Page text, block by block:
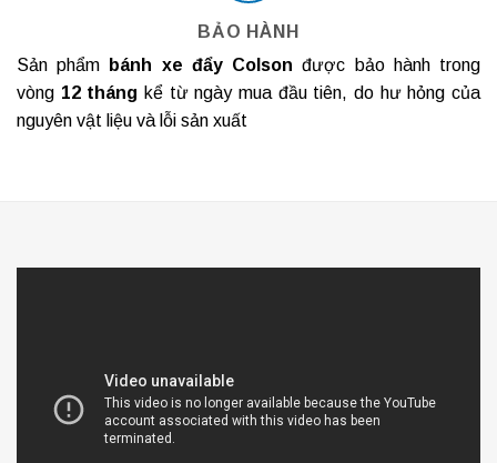
BẢO HÀNH
Sản phẩm
bánh xe đẩy Colson được bảo hành trong
vòng 12 tháng kể từ ngày mua đầu tiên, do hư hỏng của
nguyên vật liệu và lỗi sản xuất